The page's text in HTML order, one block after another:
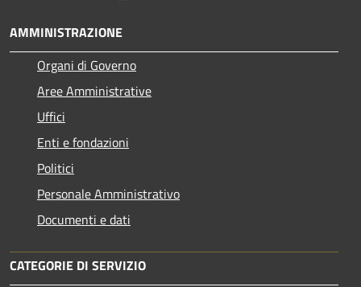
AMMINISTRAZIONE
Organi di Governo
Aree Amministrative
Uffici
Enti e fondazioni
Politici
Personale Amministrativo
Documenti e dati
CATEGORIE DI SERVIZIO